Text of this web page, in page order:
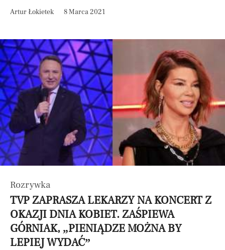
Artur Łokietek 8 Marca 2021
Rozrywka
TVP ZAPRASZA LEKARZY NA KONCERT Z
OKAZJI DNIA KOBIET. ZAŚPIEWA
GÓRNIAK, „PIENIĄDZE MOŻNA BY
LEPIEJ WYDAĆ”